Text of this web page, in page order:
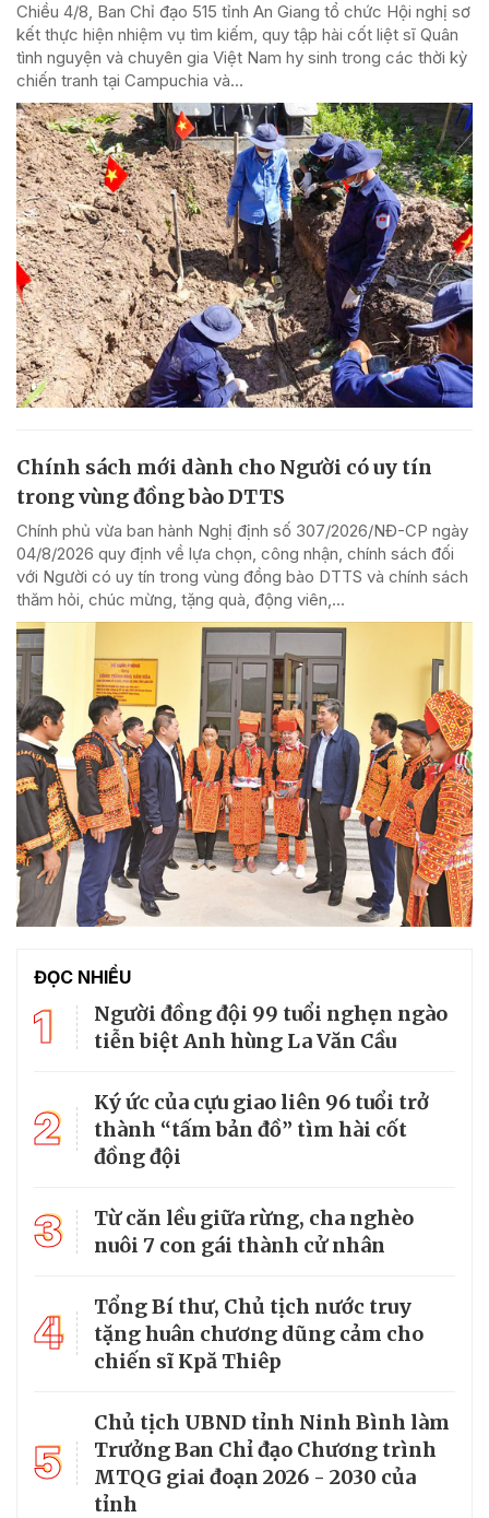
Chiều 4/8, Ban Chỉ đạo 515 tỉnh An Giang tổ chức Hội nghị sơ
kết thực hiện nhiệm vụ tìm kiếm, quy tập hài cốt liệt sĩ Quân
tình nguyện và chuyên gia Việt Nam hy sinh trong các thời kỳ
chiến tranh tại Campuchia và...
Chính sách mới dành cho Người có uy tín
trong vùng đồng bào DTTS
Chính phủ vừa ban hành Nghị định số 307/2026/NĐ-CP ngày
04/8/2026 quy định về lựa chọn, công nhận, chính sách đối
với Người có uy tín trong vùng đồng bào DTTS và chính sách
thăm hỏi, chúc mừng, tặng quà, động viên,...
ĐỌC NHIỀU
1
Người đồng đội 99 tuổi nghẹn ngào
tiễn biệt Anh hùng La Văn Cầu
2
Ký ức của cựu giao liên 96 tuổi trở
thành “tấm bản đồ” tìm hài cốt
đồng đội
3
Từ căn lều giữa rừng, cha nghèo
nuôi 7 con gái thành cử nhân
4
Tổng Bí thư, Chủ tịch nước truy
tặng huân chương dũng cảm cho
chiến sĩ Kpă Thiêp
5
Chủ tịch UBND tỉnh Ninh Bình làm
Trưởng Ban Chỉ đạo Chương trình
MTQG giai đoạn 2026 - 2030 của
tỉnh